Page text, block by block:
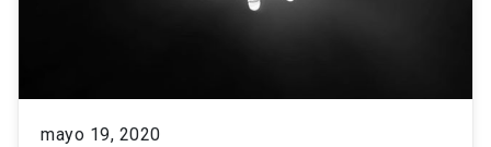
mayo 19, 2020